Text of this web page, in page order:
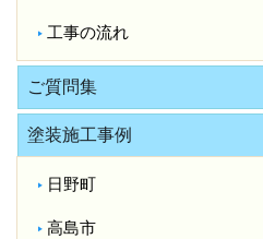
工事の流れ
ご質問集
塗装施工事例
日野町
高島市